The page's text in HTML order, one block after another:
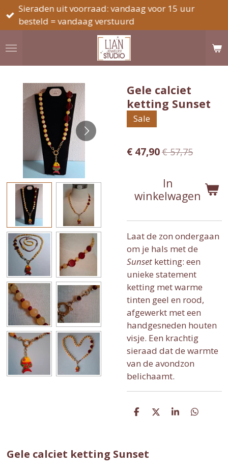
Ga
direct
de
Sieraden uit voorraad: vandaag voor 15 uur
besteld = vandaag verstuurd
Gele calciet
ketting Sunset
Sale
€ 47,90€ 57,75
In
winkelwagen
Laat de zon ondergaan
om je hals met de
Sunset ketting: een
unieke statement
ketting met warme
tinten geel en rood,
afgewerkt met een
handgesneden houten
visje. Een krachtig
sieraad dat de warmte
van de avondzon
belichaamt.
D
n
D
S
D
Gele calciet ketting Sunset